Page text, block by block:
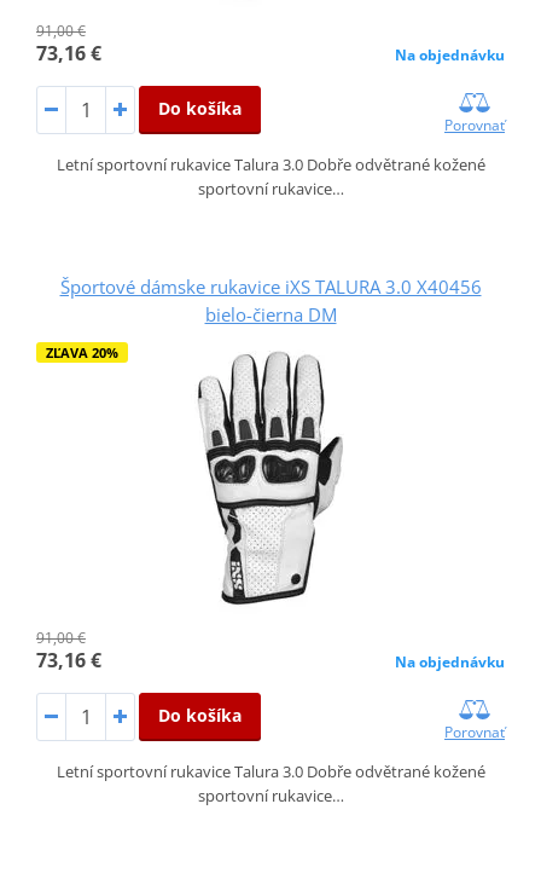
91,00 €
73,16 € Na objednávku
Do košíka
Porovnať
Letní sportovní rukavice Talura 3.0 Dobře odvětrané kožené
sportovní rukavice…
Športové dámske rukavice iXS TALURA 3.0 X40456
bielo-čierna DM
ZĽAVA 20%
91,00 €
73,16 € Na objednávku
Do košíka
Porovnať
Letní sportovní rukavice Talura 3.0 Dobře odvětrané kožené
sportovní rukavice…